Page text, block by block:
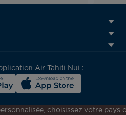
Air Tahiti Nui :
choisissez votre pays